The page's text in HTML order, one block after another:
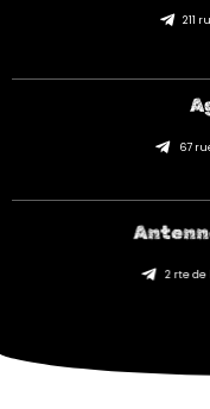
211
67
2 rte de